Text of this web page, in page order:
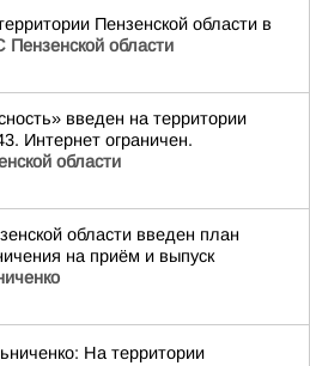
Пензенской области в
области
введен на территории
Интернет ограничен.
области
области введен план
на приём и выпуск
На территории